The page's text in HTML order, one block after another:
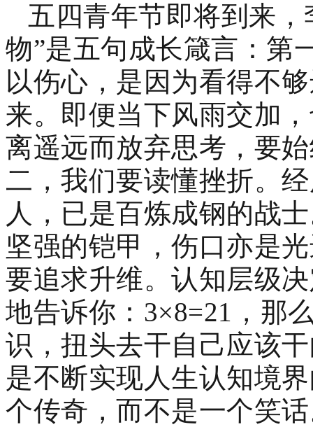
五四青年节即将到来
物”是五句成长箴言：第
以伤心，是因为看得不
来。即便当下风雨交加
离遥远而放弃思考，要
二，我们要读懂挫折。
人，已是百炼成钢的战
坚强的铠甲，伤口亦是
要追求升维。认知层级
地告诉你：3×8=21，那
识，扭头去干自己应该
是不断实现人生认知境
个传奇，而不是一个笑